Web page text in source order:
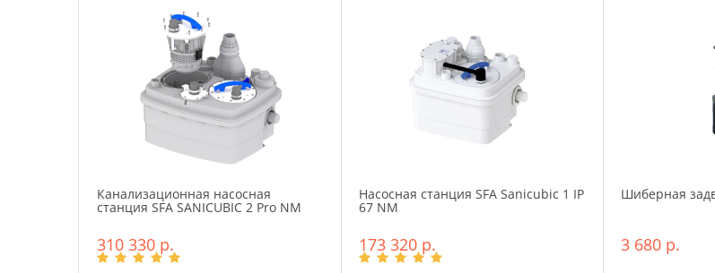
Канализационная насосная
станция SFA SANICUBIC 2 Pro NM
310 330 р.
Насосная станция SFA Sanicubic 1 IP
67 NM
173 320 р.
Шиберная
3 680 р.